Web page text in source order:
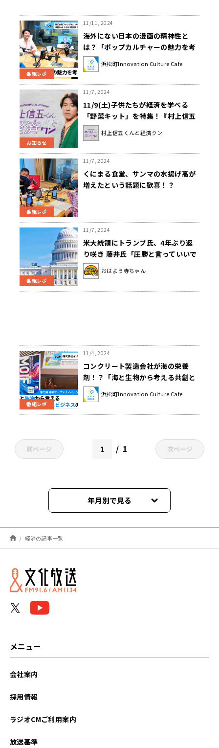
番組レポ
11/11, 2024
海外にない日本の漫画の精神性と
は？「ポップカルチャーの魅力を考
える」
浜松町Innovation Culture Cafe
お知らせ
11/7, 2024
11/9(土)子供たちが経済を学べる
「野菜キット」を特集！『村上信五
くんと経済クン』
村上信五くんと経済クン
番組レポ
11/7, 2024
くにまる食堂、サンマの水揚げ高が
増えたという話題に歓喜！？
番組レポ
11/7, 2024
米大統領にトランプ氏、4年ぶり返
り咲き 藤井氏「圧勝と言っていいで
しょうね」
おはよう寺ちゃん
番組レポ
11/4, 2024
コンクリート製造会社が海の栄養
剤！？「海と生物から考える共創と
ビジネスの可能性」
浜松町Innovation Culture Cafe
前ページ 1 次ページ
年月別で見る
2026年08月
2026年07月
2026年06月
経済の記事一覧
メニュー
会社案内
採用情報
ラジオCMご利用案内
放送基準